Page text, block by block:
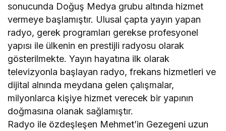
sonucunda Doğuş Medya grubu altında hizmet
vermeye başlamıştır. Ulusal çapta yayın yapan
radyo, gerek programları gerekse profesyonel
yapısı ile ülkenin en prestijli radyosu olarak
gösterilmekte. Yayın hayatına ilk olarak
televizyonla başlayan radyo, frekans hizmetleri ve
dijital alnında meydana gelen çalışmalar,
milyonlarca kişiye hizmet verecek bir yapının
doğmasına olanak sağlamıştır.
Radyo ile özdeşleşen Mehmet’in Gezegeni uzun